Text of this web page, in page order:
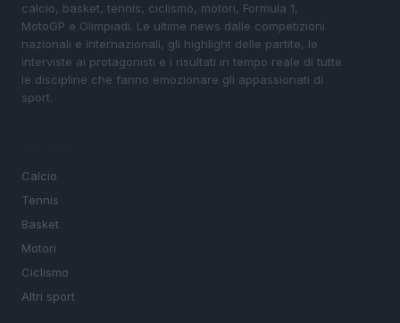
calcio, basket, tennis, ciclismo, motori, Formula 1,
MotoGP e Olimpiadi. Le ultime news dalle competizioni
nazionali e internazionali, gli highlight delle partite, le
interviste ai protagonisti e i risultati in tempo reale di tutte
le discipline che fanno emozionare gli appassionati di
sport.
Calcio
Tennis
Basket
Motori
Ciclismo
Altri sport